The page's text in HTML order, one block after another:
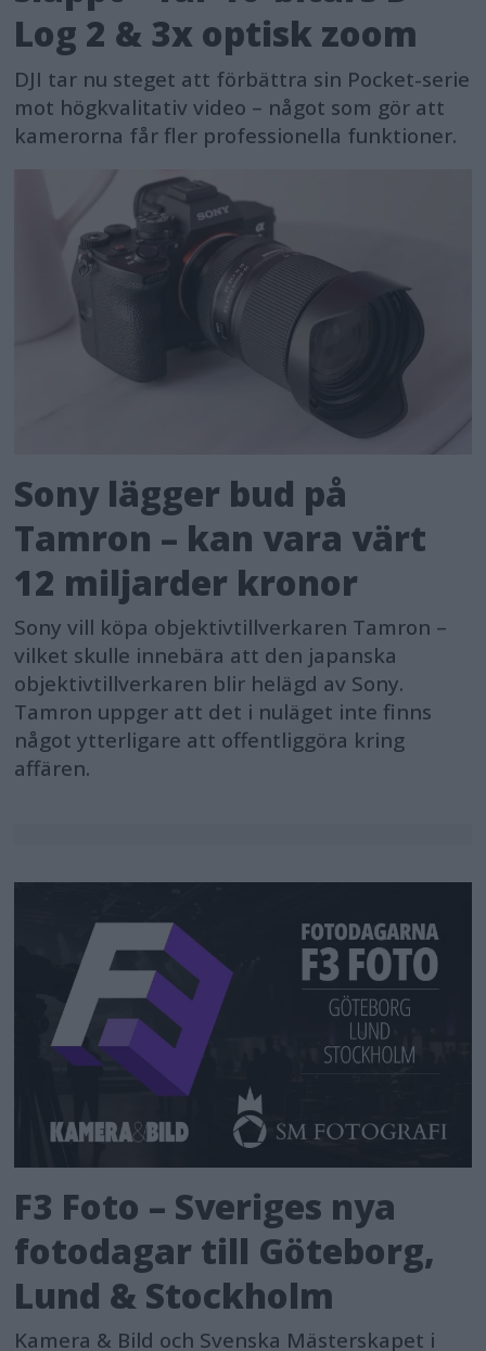
Log 2 & 3x optisk zoom
DJI tar nu steget att förbättra sin Pocket-serie
mot högkvalitativ video – något som gör att
kamerorna får fler professionella funktioner.
Sony lägger bud på
Tamron – kan vara värt
12 miljarder kronor
Sony vill köpa objektivtillverkaren Tamron –
vilket skulle innebära att den japanska
objektivtillverkaren blir helägd av Sony.
Tamron uppger att det i nuläget inte finns
något ytterligare att offentliggöra kring
affären.
F3 Foto – Sveriges nya
fotodagar till Göteborg,
Lund & Stockholm
Kamera & Bild och Svenska Mästerskapet i